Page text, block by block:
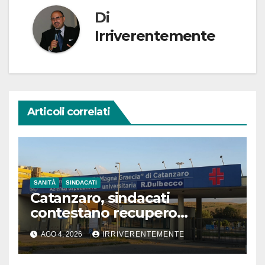
Di
Irriverentemente
Articoli correlati
SANITÀ SINDACATI
Catanzaro, sindacati
contestano recupero
retroattivo somme per
vestizione, blocco contratti e
gestione amministrativa
AGO 4, 2026 IRRIVERENTEMENTE